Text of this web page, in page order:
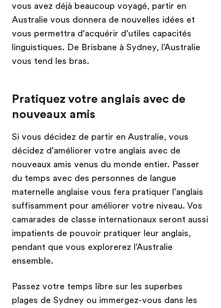
vous avez déjà beaucoup voyagé, partir en
Australie vous donnera de nouvelles idées et
vous permettra d'acquérir d'utiles capacités
linguistiques. De Brisbane à Sydney, l'Australie
vous tend les bras.
Pratiquez votre anglais avec de
nouveaux amis
Si vous décidez de partir en Australie, vous
décidez d'améliorer votre anglais avec de
nouveaux amis venus du monde entier. Passer
du temps avec des personnes de langue
maternelle anglaise vous fera pratiquer l'anglais
suffisamment pour améliorer votre niveau. Vos
camarades de classe internationaux seront aussi
impatients de pouvoir pratiquer leur anglais,
pendant que vous explorerez l'Australie
ensemble.
Passez votre temps libre sur les superbes
plages de Sydney ou immergez-vous dans les